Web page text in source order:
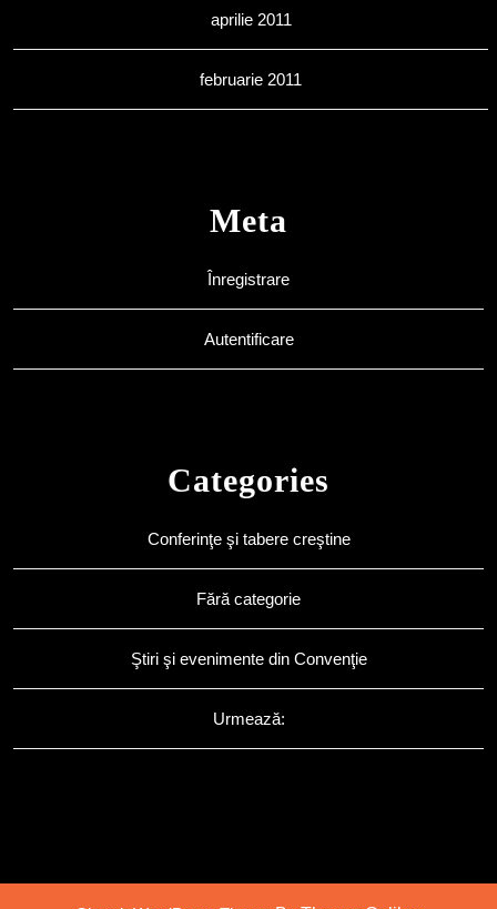
aprilie 2011
februarie 2011
Meta
Înregistrare
Autentificare
Categories
Conferinţe şi tabere creştine
Fără categorie
Ştiri şi evenimente din Convenţie
Urmează: